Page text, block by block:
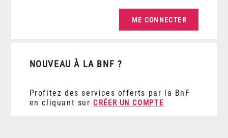
NOUVEAU À LA BNF ?
Profitez des services offerts par la BnF
en cliquant sur CRÉER UN COMPTE